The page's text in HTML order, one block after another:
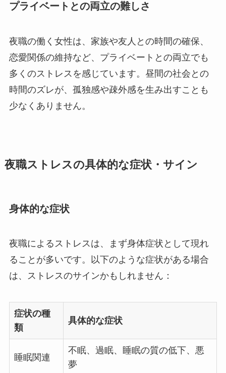
プライベートとの両立の難しさ
夜職の働く女性は、家族や友人との時間の確保、
恋愛関係の維持など、プライベートとの両立でも
多くのストレスを感じています。昼間の社会との
時間のズレが、孤独感や疎外感を生み出すことも
少なくありません。
夜職ストレスの具体的な症状・サイン
身体的な症状
夜職によるストレスは、まず身体症状として現れ
ることが多いです。以下のような症状がある場合
は、ストレスのサインかもしれません：
症状の種
類
具体的な症状
睡眠関連
不眠、過眠、睡眠の質の低下、悪
夢